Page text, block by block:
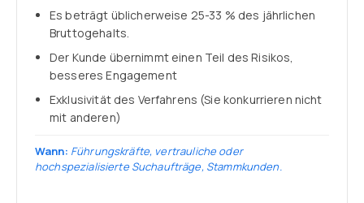
Es beträgt üblicherweise 25-33 % des jährlichen
Bruttogehalts.
Der Kunde übernimmt einen Teil des Risikos,
besseres Engagement
Exklusivität des Verfahrens (Sie konkurrieren nicht
mit anderen)
Wann: Führungskräfte, vertrauliche oder
hochspezialisierte Suchaufträge, Stammkunden.